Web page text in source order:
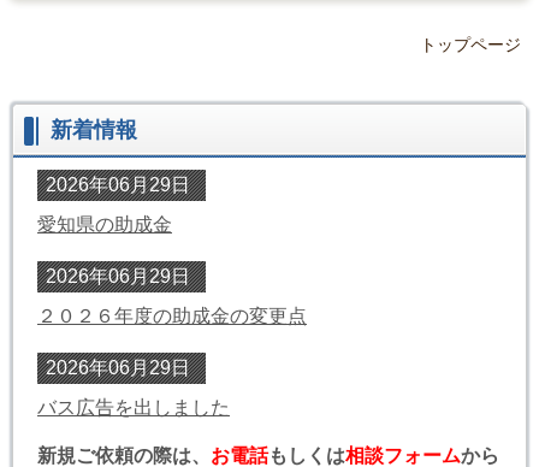
トップページ
新着情報
2026年06月29日
愛知県の助成金
2026年06月29日
２０２６年度の助成金の変更点
2026年06月29日
バス広告を出しました
新規ご依頼の際は、 お電話もしくは相談フォームから